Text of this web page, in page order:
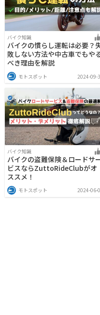
バイク知識
バイクの慣らし運転は必要？
敗しない方法や中古車でもや
べき理由を解説
モトスポット 2024-09-
バイク知識
バイクの盗難保険＆ロードサ
ビスならZuttoRideClubがオ
ススメ！
モトスポット 2024-06-